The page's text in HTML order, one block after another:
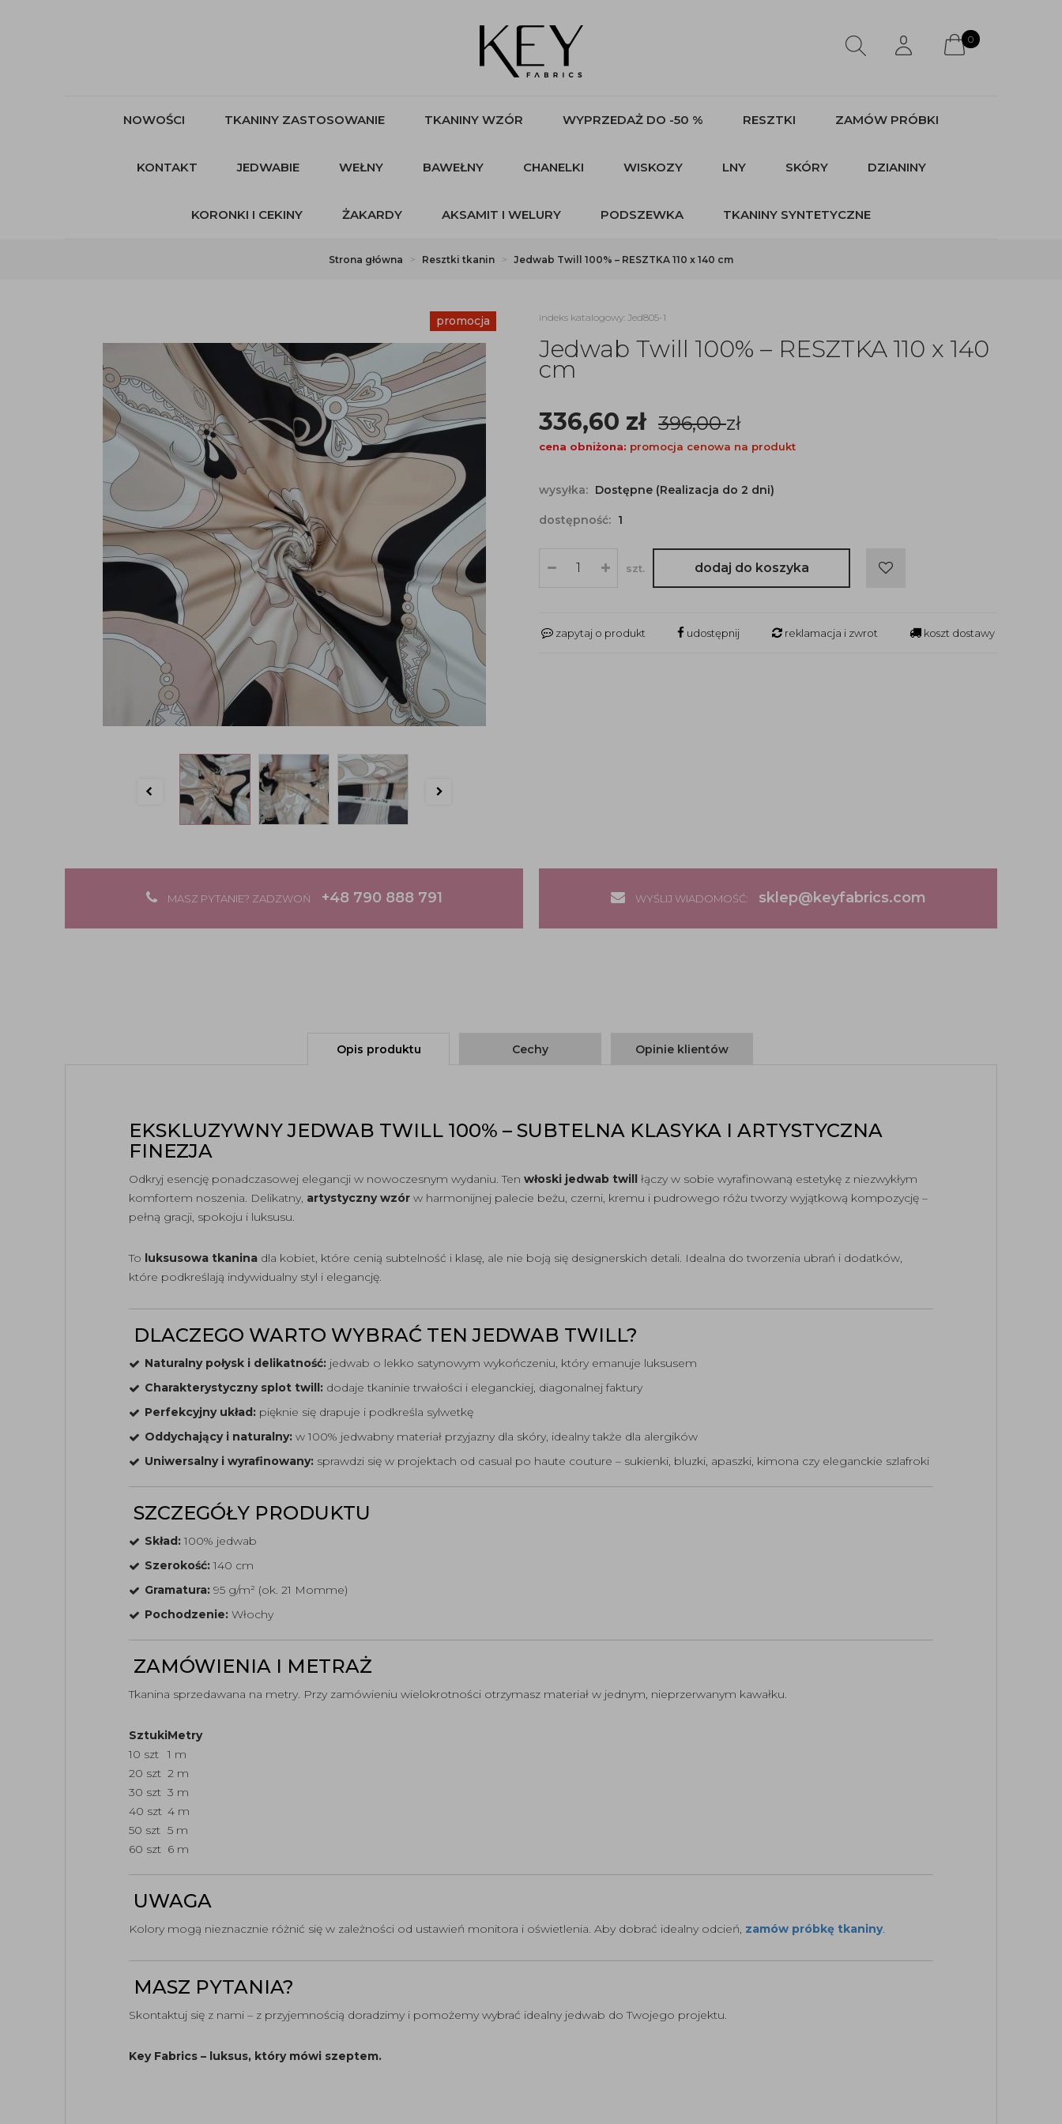
0
NOWOŚCI TKANINY ZASTOSOWANIE TKANINY WZÓR WYPRZEDAŻ DO -50 % RESZTKI ZAMÓW PRÓBKI
KONTAKT JEDWABIE WEŁNY BAWEŁNY CHANELKI WISKOZY LNY SKÓRY DZIANINY
KORONKI I CEKINY ŻAKARDY AKSAMIT I WELURY PODSZEWKA TKANINY SYNTETYCZNE
Strona główna Resztki tkanin Jedwab Twill 100% – RESZTKA 110 x 140 cm
promocja indeks katalogowy: Jed805-1
Jedwab Twill 100% – RESZTKA 110 x 140
cm
336,60 zł 396,00zł
cena obniżona: promocja cenowa na produkt
wysyłka: Dostępne (Realizacja do 2 dni)
dostępność: 1
szt. dodaj do koszyka
zapytaj o produkt udostępnij reklamacja i zwrot koszt dostawy
MASZ PYTANIE? ZADZWOŃ +48 790 888 791 WYŚLIJ WIADOMOŚĆ: sklep@keyfabrics.com
Opis produktu Cechy Opinie klientów
EKSKLUZYWNY JEDWAB TWILL 100% – SUBTELNA KLASYKA I ARTYSTYCZNA
FINEZJA
Odkryj esencję ponadczasowej elegancji w nowoczesnym wydaniu. Ten włoski jedwab twill łączy w sobie wyrafinowaną estetykę z niezwykłym
komfortem noszenia. Delikatny, artystyczny wzór w harmonijnej palecie beżu, czerni, kremu i pudrowego różu tworzy wyjątkową kompozycję –
pełną gracji, spokoju i luksusu.
To luksusowa tkanina dla kobiet, które cenią subtelność i klasę, ale nie boją się designerskich detali. Idealna do tworzenia ubrań i dodatków,
które podkreślają indywidualny styl i elegancję.
DLACZEGO WARTO WYBRAĆ TEN JEDWAB TWILL?
Naturalny połysk i delikatność: jedwab o lekko satynowym wykończeniu, który emanuje luksusem
Charakterystyczny splot twill: dodaje tkaninie trwałości i eleganckiej, diagonalnej faktury
Perfekcyjny układ: pięknie się drapuje i podkreśla sylwetkę
Oddychający i naturalny: w 100% jedwabny materiał przyjazny dla skóry, idealny także dla alergików
Uniwersalny i wyrafinowany: sprawdzi się w projektach od casual po haute couture – sukienki, bluzki, apaszki, kimona czy eleganckie szlafroki
SZCZEGÓŁY PRODUKTU
Skład: 100% jedwab
Szerokość: 140 cm
Gramatura: 95 g/m² (ok. 21 Momme)
Pochodzenie: Włochy
ZAMÓWIENIA I METRAŻ
Tkanina sprzedawana na metry. Przy zamówieniu wielokrotności otrzymasz materiał w jednym, nieprzerwanym kawałku.
SztukiMetry
10 szt
1 m
20 szt 2 m
30 szt 3 m
40 szt 4 m
50 szt 5 m
60 szt 6 m
UWAGA
Kolory mogą nieznacznie różnić się w zależności od ustawień monitora i oświetlenia. Aby dobrać idealny odcień, zamów próbkę tkaniny.
MASZ PYTANIA?
Skontaktuj się z nami – z przyjemnością doradzimy i pomożemy wybrać idealny jedwab do Twojego projektu.
Key Fabrics – luksus, który mówi szeptem.